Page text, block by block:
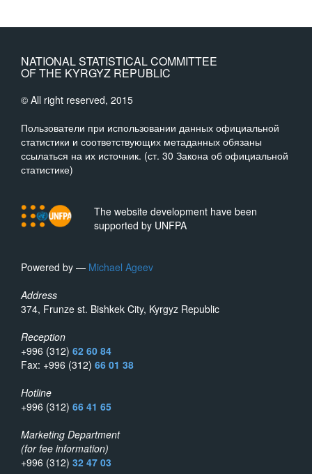
NATIONAL STATISTICAL COMMITTEE
OF THE KYRGYZ REPUBLIC
© All right reserved, 2015
Пользователи при использовании данных официальной
статистики и соответствующих метаданных обязаны
ссылаться на их источник. (ст. 30 Закона об официальной
статистике)
The website development have been
supported by UNFPA
Powered by — Michael Ageev
Address
374, Frunze st. Bishkek City, Kyrgyz Republic
Reception
+996 (312) 62 60 84
Fax: +996 (312) 66 01 38
Hotline
+996 (312) 66 41 65
Marketing Department
(for fee information)
+996 (312) 32 47 03